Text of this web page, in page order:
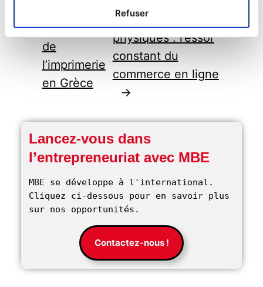
Refuser
du marché
de
l’imprimerie
en Grèce
magasins
physiques : l’essor
constant du
commerce en ligne
→
Lancez-vous dans
l’entrepreneuriat avec MBE
MBE se développe à l'international.
Cliquez ci-dessous pour en savoir plus
sur nos opportunités.
Contactez-nous !